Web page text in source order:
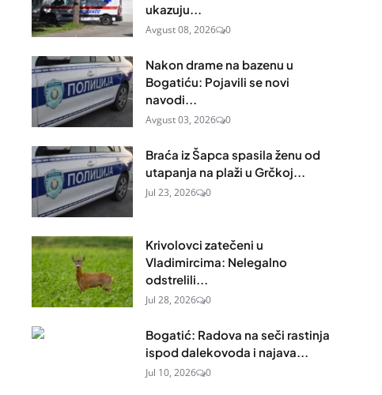
ukazuju...
Avgust 08, 2026 0
Nakon drame na bazenu u
Bogatiću: Pojavili se novi
navodi...
Avgust 03, 2026 0
Braća iz Šapca spasila ženu od
utapanja na plaži u Grčkoj...
Jul 23, 2026 0
Krivolovci zatečeni u
Vladimircima: Nelegalno
odstrelili...
Jul 28, 2026 0
Bogatić: Radova na seči rastinja
ispod dalekovoda i najava...
Jul 10, 2026 0